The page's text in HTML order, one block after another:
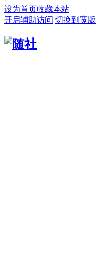
设为首页收藏本站
开启辅助访问 切换到宽版